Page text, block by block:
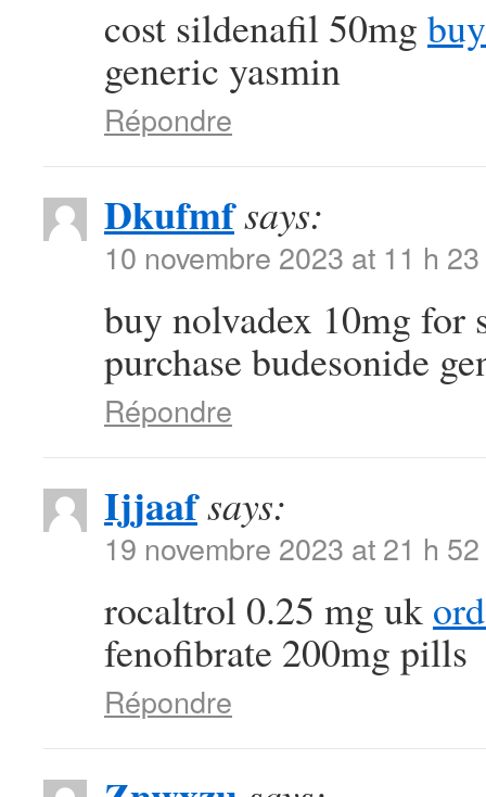
cost sildenafil 50mg
generic yasmin
Répondre
Dkufmfsays:
10 novembre 2023 at 11 h
buy nolvadex 10mg for
purchase budesonide
Répondre
Ijjaafsays:
19 novembre 2023 at 21 h
rocaltrol 0.25 mg uk
fenofibrate 200mg pills
Répondre